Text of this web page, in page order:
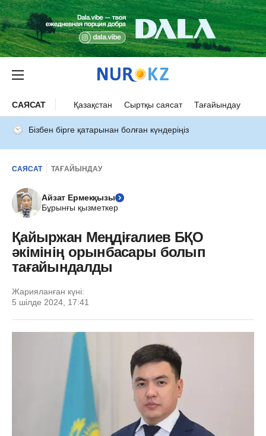
САЯСАТ Қазақстан Сыртқы саясат Тағайындау
Бізбен бірге қатарынан болған күндеріңіз
САЯСАТ ТАҒАЙЫНДАУ
Айзат Ермекқызы
Бұрынғы қызметкер
Қайыржан Меңдіғалиев БҚО
әкімінің орынбасары болып
тағайындалды
Жарияланған күні:
5 шілде 2024, 17:41